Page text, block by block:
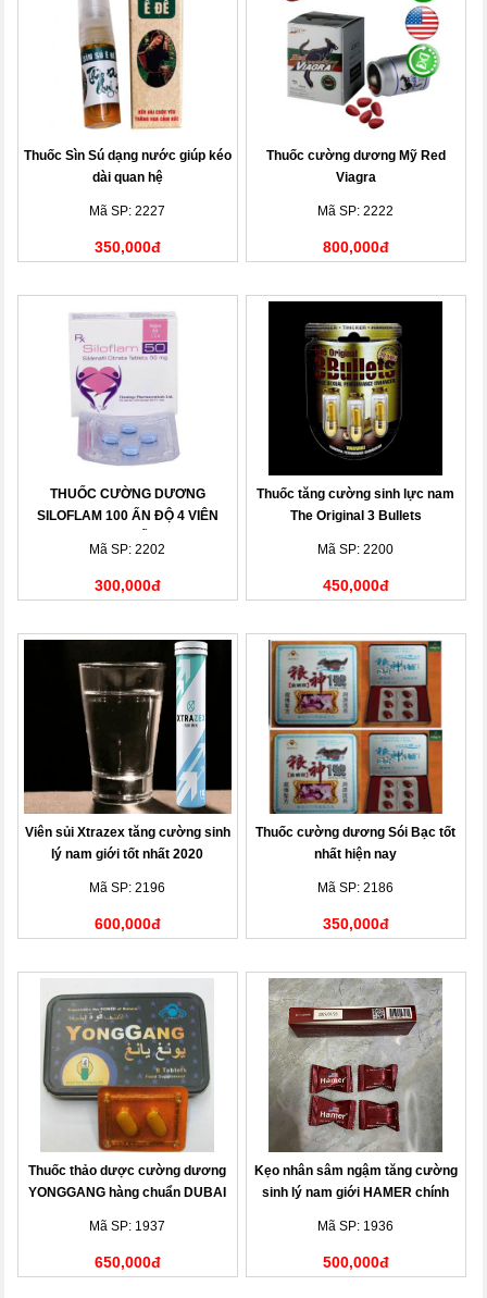
Thuốc Sìn Sú dạng nước giúp kéo
dài quan hệ
Mã SP: 2227
350,000đ
Thuốc cường dương Mỹ Red
Viagra
Mã SP: 2222
800,000đ
THUỐC CƯỜNG DƯƠNG
SILOFLAM 100 ẤN ĐỘ 4 VIÊN
Mã SP: 2202
300,000đ
Thuốc tăng cường sinh lực nam
The Original 3 Bullets
Mã SP: 2200
450,000đ
Viên sủi Xtrazex tăng cường sinh
lý nam giới tốt nhất 2020
Mã SP: 2196
600,000đ
Thuốc cường dương Sói Bạc tốt
nhất hiện nay
Mã SP: 2186
350,000đ
Thuốc thảo dược cường dương
YONGGANG hàng chuẩn DUBAI
Mã SP: 1937
650,000đ
Kẹo nhân sâm ngậm tăng cường
sinh lý nam giới HAMER chính
Mã SP: 1936
500,000đ